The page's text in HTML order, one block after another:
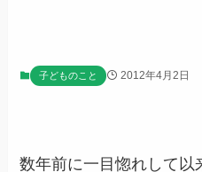
子どものこと 2012年4月2日
数年前に一目惚れして以